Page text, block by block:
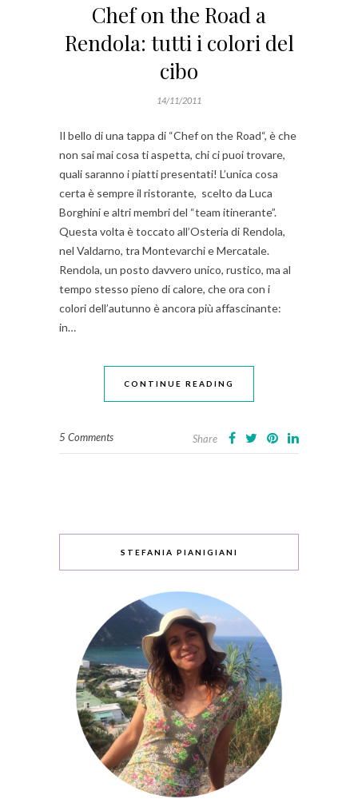
Chef on the Road a
Rendola: tutti i colori del
cibo
14/11/2011
Il bello di una tappa di “Chef on the Road“, è che
non sai mai cosa ti aspetta, chi ci puoi trovare,
quali saranno i piatti presentati! L’unica cosa
certa è sempre il ristorante, scelto da Luca
Borghini e altri membri del “team itinerante”.
Questa volta è toccato all’Osteria di Rendola,
nel Valdarno, tra Montevarchi e Mercatale.
Rendola, un posto davvero unico, rustico, ma al
tempo stesso pieno di calore, che ora con i
colori dell’autunno è ancora più affascinante:
in…
CONTINUE READING
5 Comments Share
STEFANIA PIANIGIANI